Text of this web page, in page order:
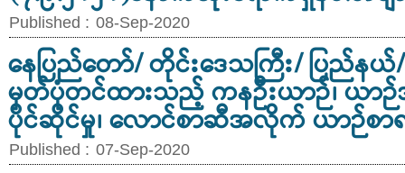
Published : 08-Sep-2020
နေပြည်တော်/ တိုင်းဒေသကြီး/ ပြည်နယ်
မှတ်ပုံတင်ထားသည့် ကနဦးယာဉ်၊ ယာဉ်
ပိုင်ဆိုင်မှု၊ လောင်စာဆီအလိုက် ယာဉ်စာရ
Published : 07-Sep-2020